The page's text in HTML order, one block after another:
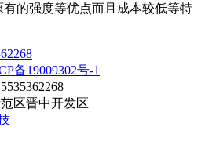
的强度等优点而且成本较低等特
备19009302号-1
区晋中开发区